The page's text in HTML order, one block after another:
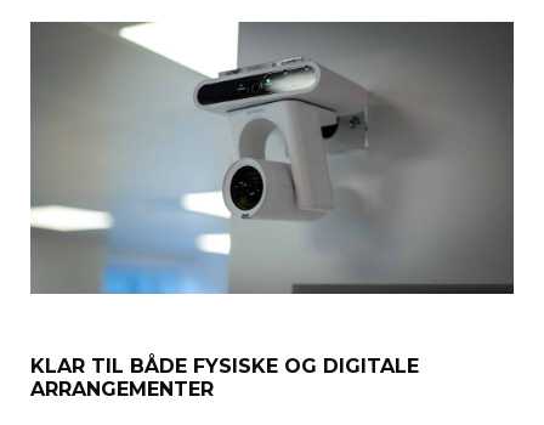
KLAR TIL BÅDE FYSISKE OG DIGITALE
ARRANGEMENTER